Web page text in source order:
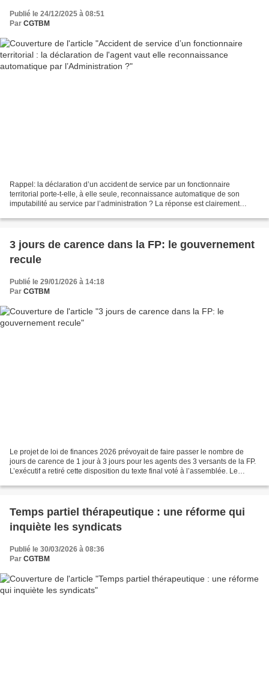
l’Administration ?
Publié le 24/12/2025 à 08:51
Par CGTBM
Rappel: la déclaration d’un accident de service par un fonctionnaire
territorial porte-t-elle, à elle seule, reconnaissance automatique de son
imputabilité au service par l’administration ? La réponse est clairement
3 jours de carence dans la FP: le gouvernement
recule
Publié le 29/01/2026 à 14:18
Par CGTBM
Le projet de loi de finances 2026 prévoyait de faire passer le nombre de
jours de carence de 1 jour à 3 jours pour les agents des 3 versants de la FP.
L’exécutif a retiré cette disposition du texte final voté à l’assemblée. Le
Temps partiel thérapeutique : une réforme qui
inquiète les syndicats
Publié le 30/03/2026 à 08:36
Par CGTBM